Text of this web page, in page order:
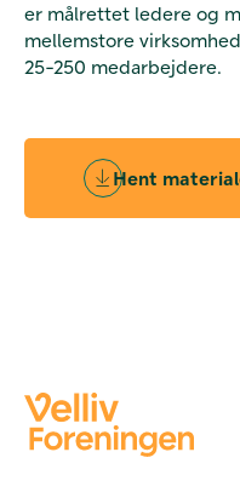
er målrettet ledere og
mellemstore
25-250 medarbejdere.
Hent